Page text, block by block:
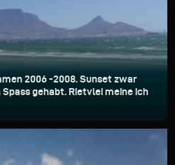
2006 -2008. Sunset zwar
gehabt. Rietvlei meine ich